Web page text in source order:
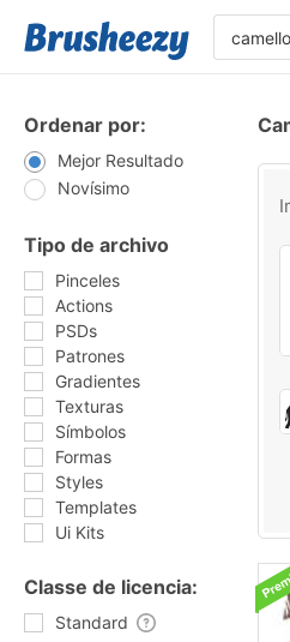
Ordenar por:
Mejor Resultado
Novísimo
Tipo de archivo
Pinceles
Actions
PSDs
Patrones
Gradientes
Texturas
Símbolos
Formas
Styles
Templates
Ui Kits
Classe de licencia:
Standard